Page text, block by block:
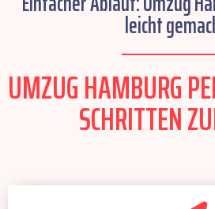
leicht
UMZUG HAMBURG
SCHRITTEN